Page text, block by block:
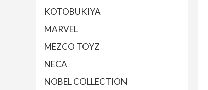
KOTOBUKIYA
MARVEL
MEZCO TOYZ
NECA
NOBEL COLLECTION